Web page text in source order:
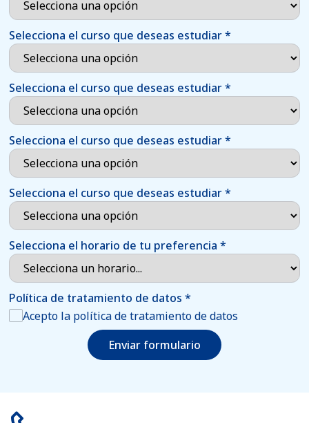
Selecciona el curso que deseas estudiar*
Selecciona el curso que deseas estudiar*
Selecciona el curso que deseas estudiar*
Selecciona el curso que deseas estudiar*
Selecciona el horario de tu preferencia*
Política de tratamiento de datos*
Acepto la política de tratamiento de datos
Enviar formulario